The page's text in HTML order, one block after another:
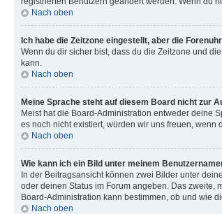
Nach oben
Ich habe die Zeitzone eingestellt, aber die
Wenn du dir sicher bist, dass du die Zeitzone und
kann.
Nach oben
Meine Sprache steht auf diesem Board nicht zur
Meist hat die Board-Administration entweder deine
es noch nicht existiert, würden wir uns freuen,
Nach oben
Wie kann ich ein Bild unter meinem
In der Beitragsansicht können zwei Bilder unter
oder deinen Status im Forum angeben. Das zweite,
Board-Administration kann bestimmen, ob und wie
Nach oben